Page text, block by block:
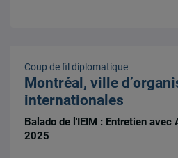
Coup de fil diplomatique
Montréal, ville
internationales
Balado de l'IEIM : Entretien avec
2025